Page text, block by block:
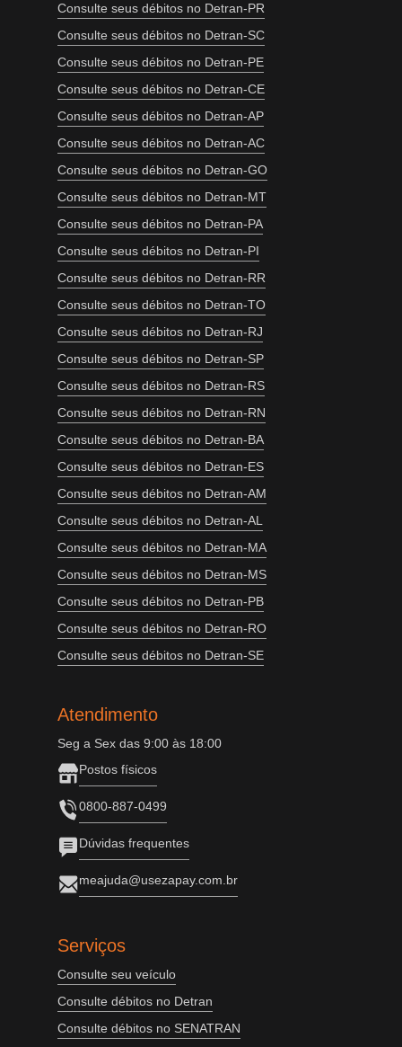
Consulte seus débitos no Detran-PR
Consulte seus débitos no Detran-SC
Consulte seus débitos no Detran-PE
Consulte seus débitos no Detran-CE
Consulte seus débitos no Detran-AP
Consulte seus débitos no Detran-AC
Consulte seus débitos no Detran-GO
Consulte seus débitos no Detran-MT
Consulte seus débitos no Detran-PA
Consulte seus débitos no Detran-PI
Consulte seus débitos no Detran-RR
Consulte seus débitos no Detran-TO
Consulte seus débitos no Detran-RJ
Consulte seus débitos no Detran-SP
Consulte seus débitos no Detran-RS
Consulte seus débitos no Detran-RN
Consulte seus débitos no Detran-BA
Consulte seus débitos no Detran-ES
Consulte seus débitos no Detran-AM
Consulte seus débitos no Detran-AL
Consulte seus débitos no Detran-MA
Consulte seus débitos no Detran-MS
Consulte seus débitos no Detran-PB
Consulte seus débitos no Detran-RO
Consulte seus débitos no Detran-SE
Atendimento
Seg a Sex das 9:00 às 18:00
Postos físicos
0800-887-0499
Dúvidas frequentes
meajuda@usezapay.com.br
Serviços
Consulte seu veículo
Consulte débitos no Detran
Consulte débitos no SENATRAN